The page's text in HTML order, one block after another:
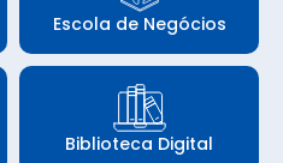
Escola de Negócios
Biblioteca Digital